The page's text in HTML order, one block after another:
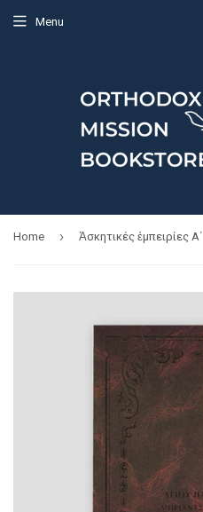
Menu
Home › Ἀσκητικές ἐμπειρίες Α΄